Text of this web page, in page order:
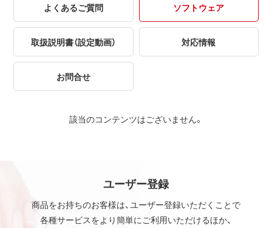
よくあるご質問 ソフトウェア
取扱説明書（設定動画） 対応情報
お問合せ
該当のコンテンツはございません。
ユーザー登録
商品をお持ちのお客様は、ユーザー登録いただくことで
各種サービスをより簡単にご利用いただけるほか、